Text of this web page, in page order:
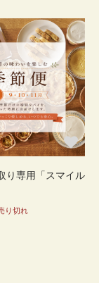
り専用「スマイル
り切れ